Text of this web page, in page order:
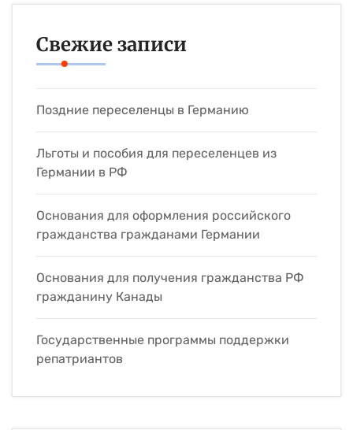
Свежие записи
Поздние переселенцы в Германию
Льготы и пособия для переселенцев из
Германии в РФ
Основания для оформления российского
гражданства гражданами Германии
Основания для получения гражданства РФ
гражданину Канады
Государственные программы поддержки
репатриантов